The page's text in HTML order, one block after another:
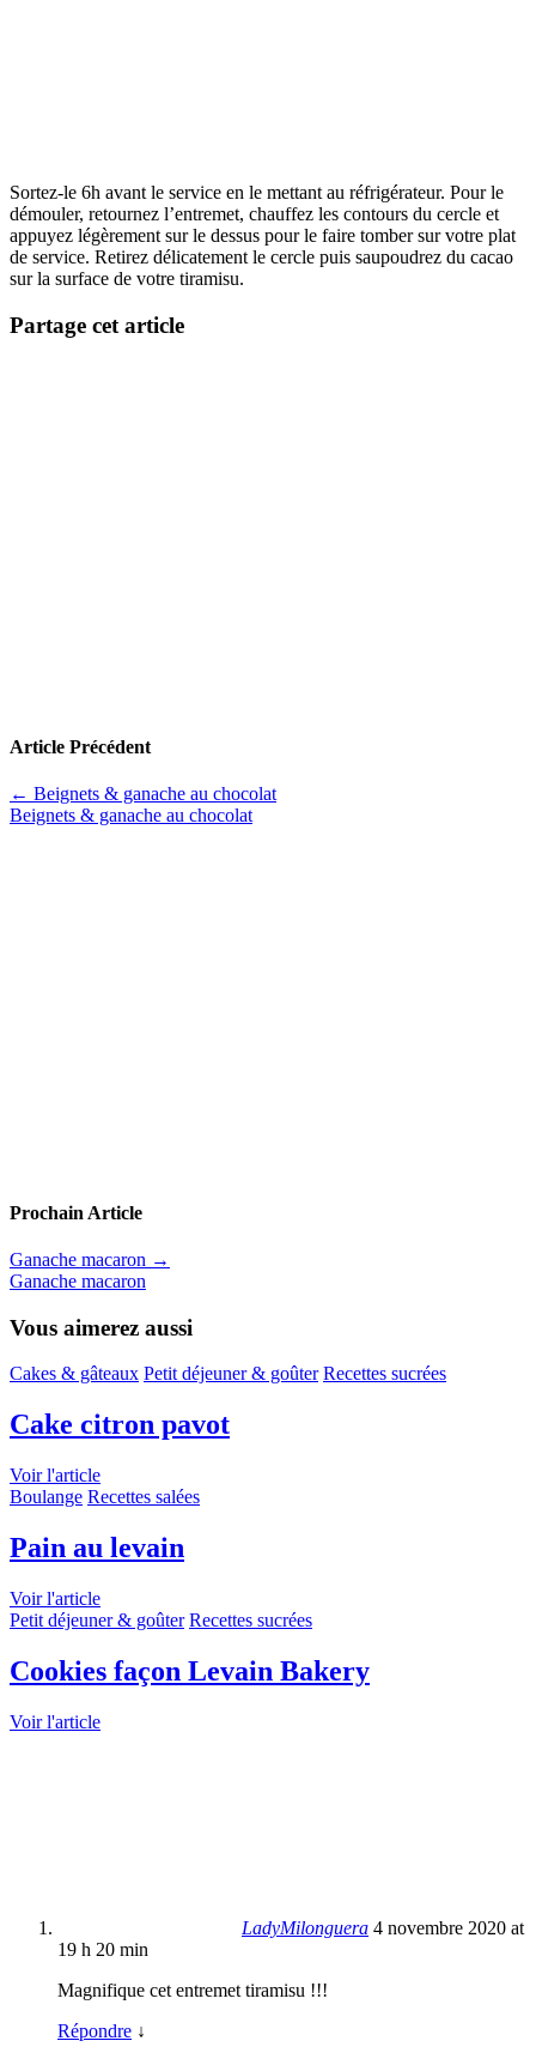
Sortez-le 6h avant le service en le mettant au réfrigérateur. Pour le
démouler, retournez l’entremet, chauffez les contours du cercle et
appuyez légèrement sur le dessus pour le faire tomber sur votre plat
de service. Retirez délicatement le cercle puis saupoudrez du cacao
sur la surface de votre tiramisu.
Partage cet article
Article Précédent
← Beignets & ganache au chocolat
Beignets & ganache au chocolat
Prochain Article
Ganache macaron →
Ganache macaron
Vous aimerez aussi
Cakes & gâteaux Petit déjeuner & goûter Recettes sucrées
Cake citron pavot
Voir l'article
Boulange Recettes salées
Pain au levain
Voir l'article
Petit déjeuner & goûter Recettes sucrées
Cookies façon Levain Bakery
Voir l'article
LadyMilonguera 4 novembre 2020 at
19 h 20 min
Magnifique cet entremet tiramisu !!!
Répondre ↓